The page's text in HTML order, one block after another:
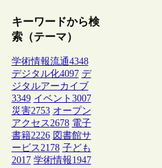
キーワードから検
索（テーマ）
学術情報流通4348
デジタル化4097 デ
ジタルアーカイブ
3349 イベント 3007
災害2753 オープン
アクセス2678 電子
書籍2226 図書館サ
ービス2178 子ども
2017 学術情報1947